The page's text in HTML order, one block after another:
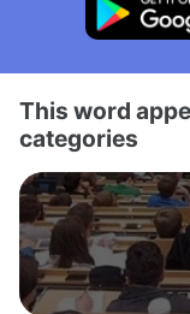
This word
categories